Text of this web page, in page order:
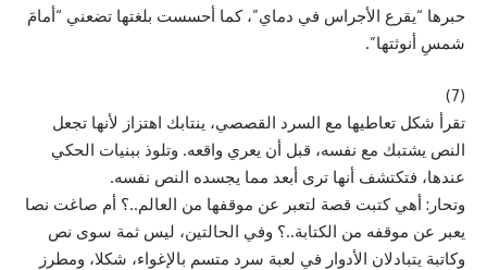
حبرها “يقرع الأجراس في دماي”، كما أحسست بلغتها تضعني “أمامَ
شمسِ أنوثتها”.
(7)
تقرأ شكل تعاطيها مع السرد القصصي، ينتابك اهتزاز لأنها تجعل
النص يشتبك مع نفسه، قبل أن يعري واقعه. وتلوذ ببنيات الحكي
عندها، فتكتشف أنها ترى أبعد مما يجسده النص نفسه.
وتحار: أهي كتبت قصة لتعبر عن موقفها من العالم..؟ أم صاغت نصا
يعبر عن موقفه من الكتابة..؟ وفي الحالتين، ليس ثمة سوى نص
وكاتبة يتبادلان الأدوار في لعبة سرد متسم بالإغواء، شكلا، ومطرز